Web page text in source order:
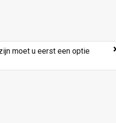
moet u eerst een optie